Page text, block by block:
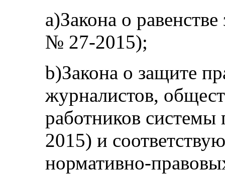
a)Закона о
№ 27-2015);
b)Закона о защите
журналистов,
работников
2015) и
нормативно-